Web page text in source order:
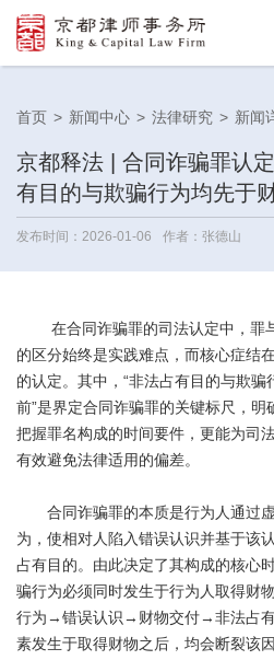
首页 > 新闻中心 > 法律研究 > 新闻
京都释法 | 合同诈骗罪认
有目的与欺骗行为均先于
发布时间：2026-01-06 作者：张德山
在合同诈骗罪的司法认定中，罪
的区分始终是实践难点，而核心症结
的认定。其中，“非法占有目的与欺骗
前”是界定合同诈骗罪的关键标尺，
把握罪名构成的时间要件，更能为司
有效避免法律适用的偏差。
合同诈骗罪的本质是行为人通过虚
为，使相对人陷入错误认识并基于该
占有目的。由此决定了其构成的核心
骗行为必须同时发生于行为人取得财
行为→错误认识→财物交付→非法占有
素发生于取得财物之后，均会断裂该